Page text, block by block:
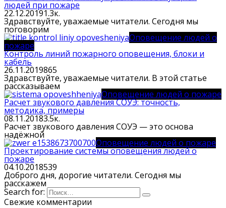
людей при пожаре
22.12.20191.3к.
Здравствуйте, уважаемые читатели. Сегодня мы
поговорим
Оповещение людей о
пожаре
Контроль линий пожарного оповещения, блоки и
кабель
26.11.2019865
Здравствуйте, уважаемые читатели. В этой статье
рассказываем
Оповещение людей о пожаре
Расчет звукового давления СОУЭ: точность,
методика, примеры
08.11.20183.5к.
Расчет звукового давления СОУЭ — это основа
надёжной
Оповещение людей о пожаре
Проектирование системы оповещения людей о
пожаре
04.10.2018539
Доброго дня, дорогие читатели. Сегодня мы
расскажем
Search for:
Свежие комментарии